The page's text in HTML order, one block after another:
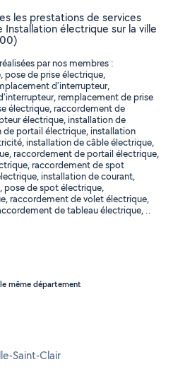
les prestations de services
électrique sur la ville
par nos membres :
de prise électrique,
d'interrupteur,
remplacement de prise
électrique, raccordement de
électrique, installation de
portail électrique, installation
installation de câble électrique,
raccordement de portail électrique,
raccordement de spot
installation de courant,
pose de spot électrique,
raccordement de volet électrique,
de tableau électrique, ..
même département
Saint-Clair